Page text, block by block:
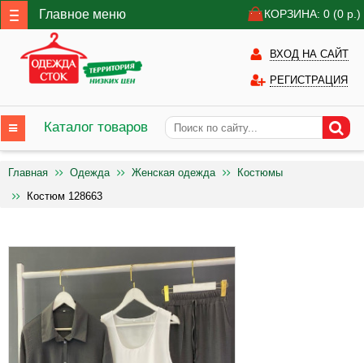
Главное меню КОРЗИНА: 0 (0 р.)
ВХОД НА САЙТ
РЕГИСТРАЦИЯ
Каталог товаров
Главная Одежда Женская одежда
Костюмы
Костюм 128663